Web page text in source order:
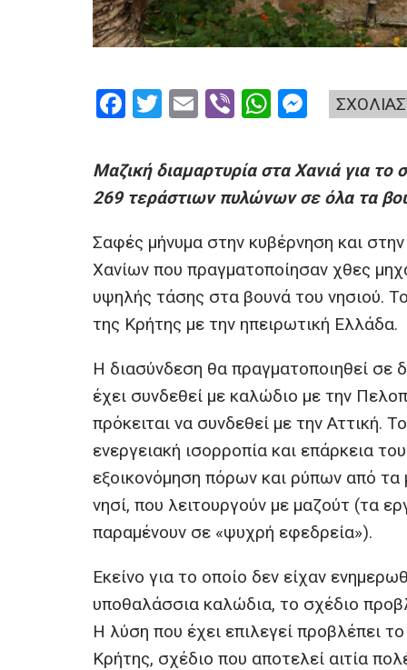
F
ce
b
o
k
T
tt
er
E
ail
Vi
er
W
at
s
p
p
se
n
er
Μαζική διαμαρτυρία στα Χανιά για
269 τεράστιων πυλώνων σε όλα τα
Σαφές μήνυμα στην κυβέρνηση και
Χανίων που πραγματοποίησαν χθες
υψηλής τάσης στα βουνά του νησιού.
της Κρήτης με την ηπειρωτική Ελλάδα.
Η διασύνδεση θα πραγματοποιηθεί σε
έχει συνδεθεί με καλώδιο με την
πρόκειται να συνδεθεί με την Αττική.
ενεργειακή ισορροπία και επάρκεια
εξοικονόμηση πόρων και ρύπων από
νησί, που λειτουργούν με μαζούτ (τα
παραμένουν σε «ψυχρή εφεδρεία»).
Εκείνο για το οποίο δεν είχαν
υποθαλάσσια καλώδια, το σχέδιο
Η λύση που έχει επιλεγεί προβλέπει
Κρήτης, σχέδιο που αποτελεί αιτία